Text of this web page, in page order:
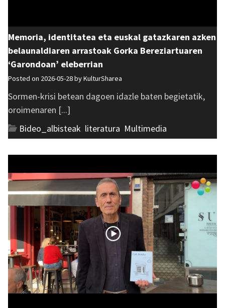
Memoria, identitatea eta euskal gatazkaren azken
belaunaldiaren arrastoak Gorka Bereziartuaren
‘Garondoan’ eleberrian
Posted on 2026-05-28 byKulturSharea
Sormen-krisi betean dagoen idazle baten begietatik,
oroimenaren [...]
Bideo_albisteak literatura Multimedia